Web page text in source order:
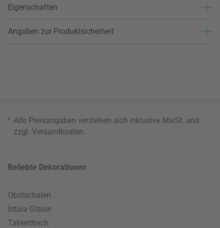
Eigenschaften
Angaben zur Produktsicherheit
* Alle Preisangaben verstehen sich inklusive MwSt. und
zzgl. Versandkosten
Beliebte Dekorationen
Obstschalen
Iittala Gläser
Tabletttisch